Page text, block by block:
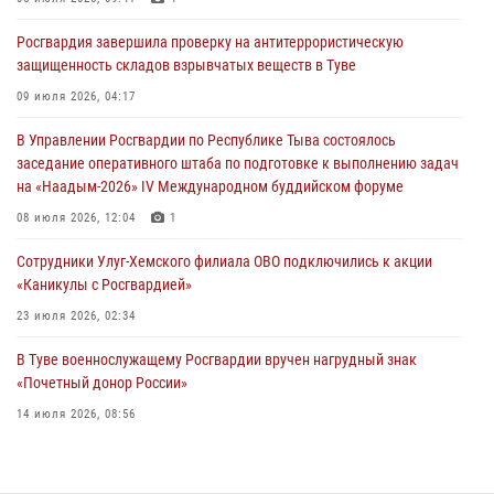
29 июля 2026, 08:37
В Туве офицер Росгвардии подвела итоги юбилейного личного
забега
28 июля 2026, 07:48
Росгвардеец стал бронзовым призером Чемпионата Тувы по
национальной игре - стрельбе из традиционного лука
Росгвардия завершила проверку на антитеррористическую
защищенность складов взрывчатых веществ в Туве
09 июля 2026, 04:17
В Управлении Росгвардии по Республике Тыва состоялось
заседание оперативного штаба по подготовке к выполнению задач
на «Наадым-2026» IV Международном буддийском форуме
08 июля 2026, 12:04 1
Сотрудники Улуг-Хемского филиала ОВО подключились к акции
«Каникулы с Росгвардией»
23 июля 2026, 02:34
В Туве военнослужащему Росгвардии вручен нагрудный знак
«Почетный донор России»
14 июля 2026, 08:56